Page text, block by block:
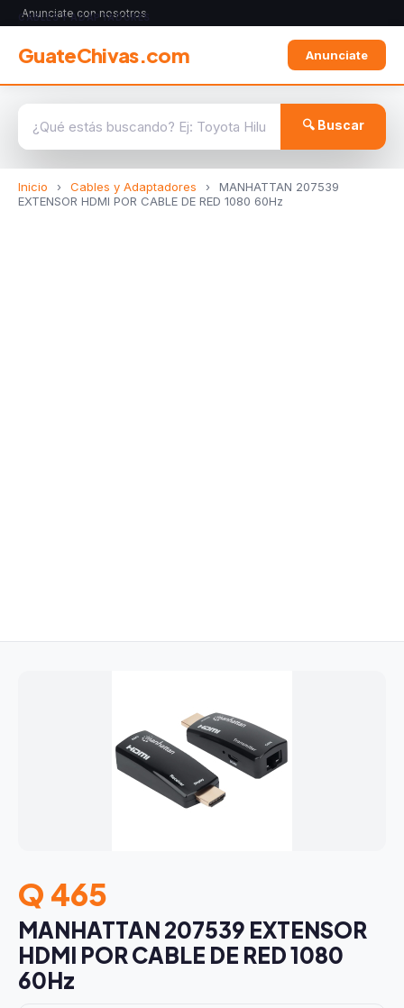
Anunciate con nosotros
GuateChivas.com Anunciate
🔍 Buscar
Inicio › Cables y Adaptadores ›
MANHATTAN 207539
EXTENSOR HDMI POR CABLE DE RED 1080 60Hz
CABLES Y ADAPTADORES
Q 465
MANHATTAN 207539 EXTENSOR
HDMI POR CABLE DE RED 1080
60Hz